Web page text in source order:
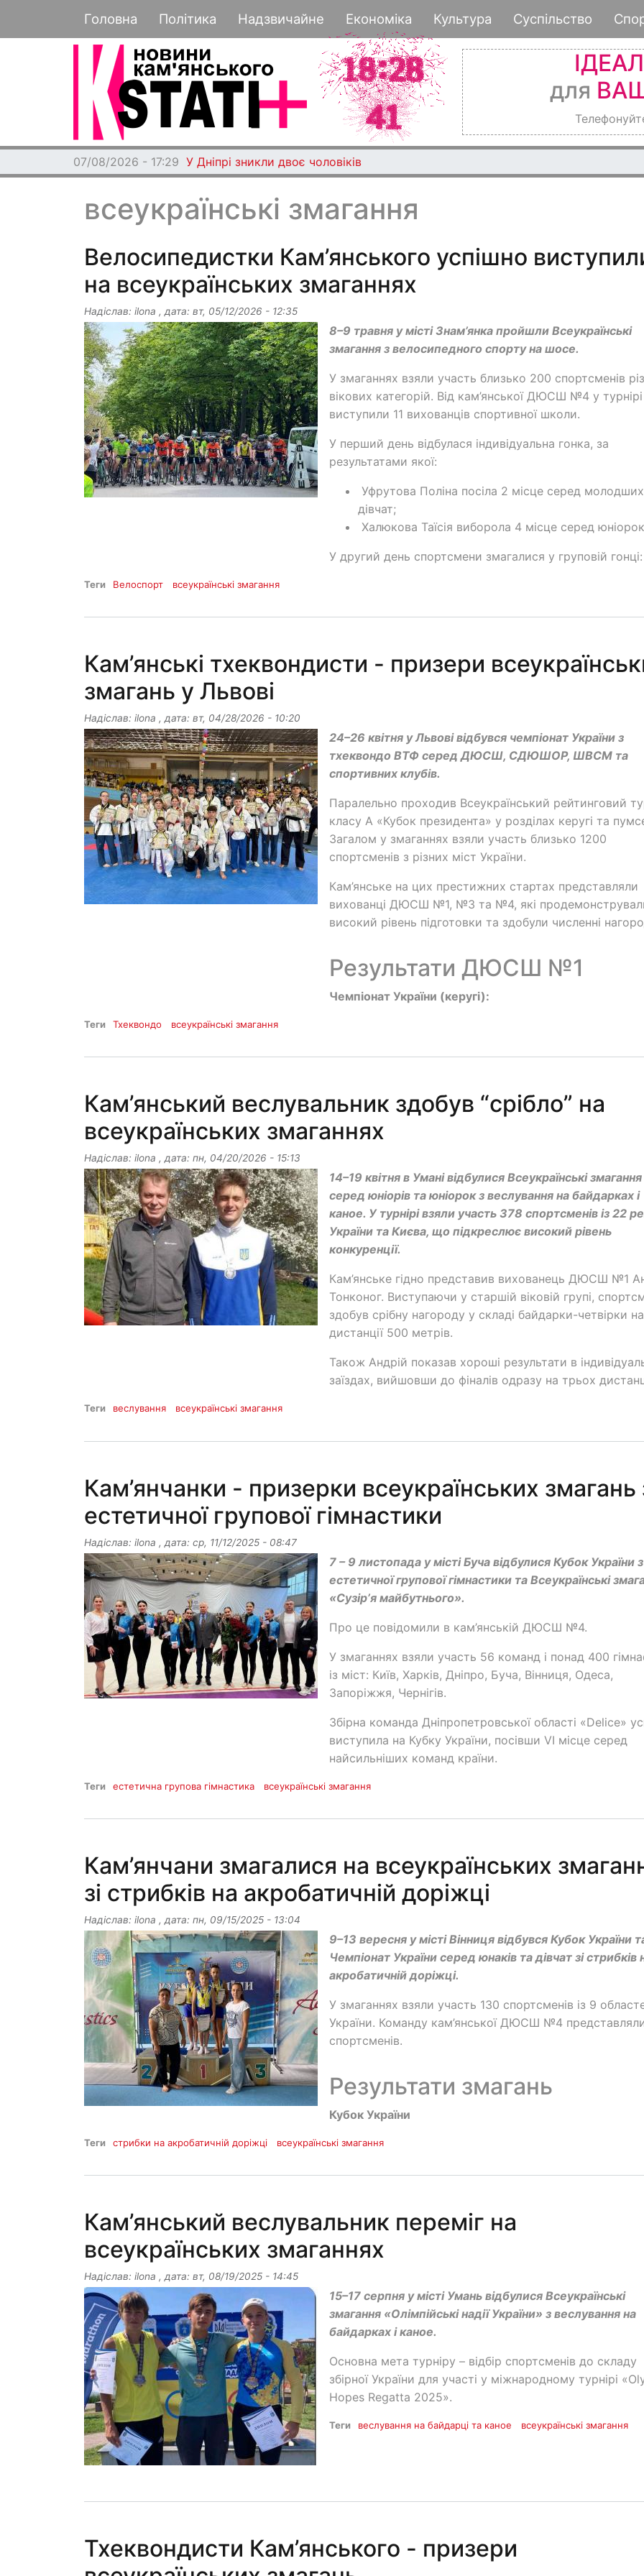
до
основного
Основная навигация
Головна Політика Надзвичайне Економіка Культура Суспільство
для
07/08/2026 - 17:29 У Дніпрі зникли двоє чоловіків
всеукраїнські змагання
Велосипедистки Кам’янського успішно
на всеукраїнських змаганнях
Надіслав: ilona , дата: вт, 05/12/2026 - 12:35
8–9 травня у місті Знам’янка пройшли Всеукраїнські
змагання з велосипедного спорту на шосе.
У змаганнях взяли участь близько 200 спортсменів
вікових категорій. Від кам’янської ДЮСШ №4 у турнірі
виступили 11 вихованців спортивної школи.
У перший день відбулася індивідуальна гонка, за
результатами якої:
Уфрутова Поліна посіла 2 місце серед молодших
дівчат;
Халюкова Таїсія виборола 4 місце серед
У другий день спортсмени змагалися у груповій гонці:
Теги Велоспорт всеукраїнські змагання
Кам’янські тхеквондисти - призери
змагань у Львові
Надіслав: ilona , дата: вт, 04/28/2026 - 10:20
24–26 квітня у Львові відбувся чемпіонат України з
тхеквондо ВТФ серед ДЮСШ, СДЮШОР, ШВСМ та
спортивних клубів.
Паралельно проходив Всеукраїнський рейтинговий
класу А «Кубок президента» у розділах керугі та
Загалом у змаганнях взяли участь близько 1200
спортсменів з різних міст України.
Кам’янське на цих престижних стартах представляли
вихованці ДЮСШ №1, №3 та №4, які
високий рівень підготовки та здобули численні
Результати ДЮСШ №1
Чемпіонат України (керугі):
Теги Тхеквондо всеукраїнські змагання
Кам’янський веслувальник здобув “срібло” на
всеукраїнських змаганнях
Надіслав: ilona , дата: пн, 04/20/2026 - 15:13
14–19 квітня в Умані відбулися Всеукраїнські змагання
серед юніорів та юніорок з веслування на байдарках і
каное. У турнірі взяли участь 378 спортсменів із 22
України та Києва, що підкреслює високий рівень
конкуренції.
Кам’янське гідно представив вихованець ДЮСШ №1
Тонконог. Виступаючи у старшій віковій групі,
здобув срібну нагороду у складі байдарки-четвірки на
дистанції 500 метрів.
Також Андрій показав хороші результати в
заїздах, вийшовши до фіналів одразу на трьох
Теги веслування всеукраїнські змагання
Кам’янчанки - призерки всеукраїнських змагань
естетичної групової гімнастики
Надіслав: ilona , дата: ср, 11/12/2025 - 08:47
7 – 9 листопада у місті Буча відбулися Кубок України з
естетичної групової гімнастики та Всеукраїнські
«Сузірʼя майбутнього».
Про це повідомили в кам’янській ДЮСШ №4.
У змаганнях взяли участь 56 команд і понад 400
із міст: Київ, Харків, Дніпро, Буча, Вінниця, Одеса,
Запоріжжя, Чернігів.
Збірна команда Дніпропетровської області «Delice»
виступила на Кубку України, посівши VI місце серед
найсильніших команд країни.
Теги естетична групова гімнастика всеукраїнські змагання
Кам’янчани змагалися на всеукраїнських
зі стрибків на акробатичній доріжці
Надіслав: ilona , дата: пн, 09/15/2025 - 13:04
9–13 вересня у місті Вінниця відбувся Кубок України
Чемпіонат України серед юнаків та дівчат зі стрибків
акробатичній доріжці.
У змаганнях взяли участь 130 спортсменів із 9
України. Команду кам’янської ДЮСШ №4
спортсменів.
Результати змагань
Кубок України
Теги стрибки на акробатичній доріжці всеукраїнські змагання
Кам’янський веслувальник переміг на
всеукраїнських змаганнях
Надіслав: ilona , дата: вт, 08/19/2025 - 14:45
15–17 серпня у місті Умань відбулися Всеукраїнські
змагання «Олімпійські надії України» з веслування на
байдарках і каное.
Основна мета турніру – відбір спортсменів до складу
збірної України для участі у міжнародному турнірі
Hopes Regatta 2025».
Теги веслування на байдарці та каное всеукраїнські змагання
Тхеквондисти Кам’янського - призери